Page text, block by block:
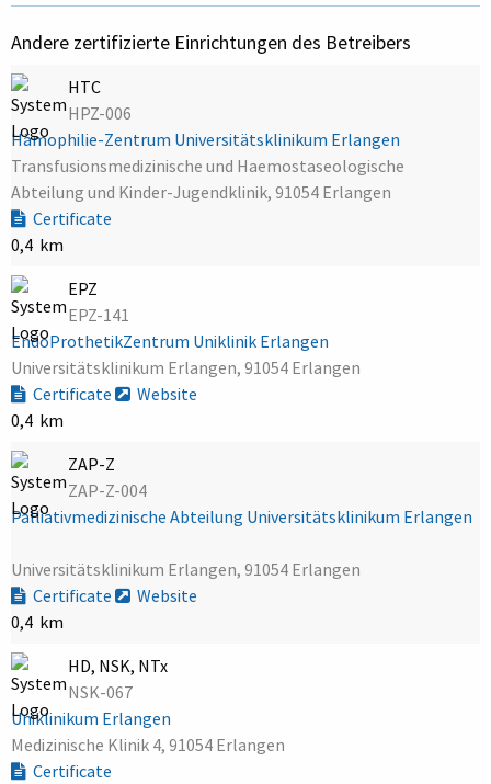
Andere zertifizierte Einrichtungen des Betreibers
HTC
HPZ-006
Hämophilie-Zentrum Universitätsklinikum Erlangen
Transfusionsmedizinische und Haemostaseologische
Abteilung und Kinder-Jugendklinik, 91054 Erlangen
Certificate
0,4 km
EPZ
EPZ-141
EndoProthetikZentrum Uniklinik Erlangen
Universitätsklinikum Erlangen, 91054 Erlangen
Certificate
Website
0,4 km
ZAP-Z
ZAP-Z-004
Palliativmedizinische Abteilung Universitätsklinikum Erlangen
Universitätsklinikum Erlangen, 91054 Erlangen
Certificate
Website
0,4 km
HD, NSK, NTx
NSK-067
Uniklinikum Erlangen
Medizinische Klinik 4, 91054 Erlangen
Certificate